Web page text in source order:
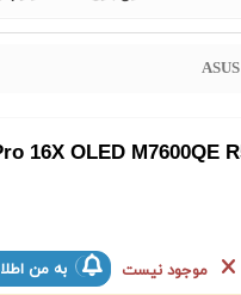
16X OLED M7600QE
موجود نیست به من